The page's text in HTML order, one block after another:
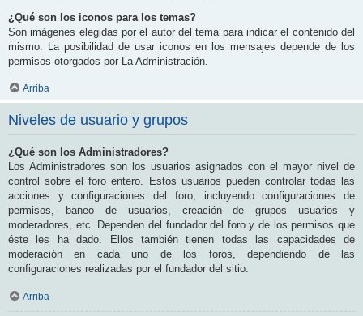
¿Qué son los iconos para los temas?
Son imágenes elegidas por el autor del tema para indicar el contenido del
mismo. La posibilidad de usar iconos en los mensajes depende de los
permisos otorgados por La Administración.
Arriba
Niveles de usuario y grupos
¿Qué son los Administradores?
Los Administradores son los usuarios asignados con el mayor nivel de
control sobre el foro entero. Estos usuarios pueden controlar todas las
acciones y configuraciones del foro, incluyendo configuraciones de
permisos, baneo de usuarios, creación de grupos usuarios y
moderadores, etc. Dependen del fundador del foro y de los permisos que
éste les ha dado. Ellos también tienen todas las capacidades de
moderación en cada uno de los foros, dependiendo de las
configuraciones realizadas por el fundador del sitio.
Arriba